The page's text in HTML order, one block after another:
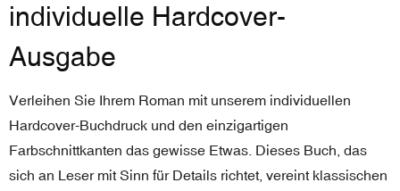
individuelle Hardcover-
Ausgabe
Verleihen Sie Ihrem Roman mit unserem individuellen
Hardcover-Buchdruck und den einzigartigen
Farbschnittkanten das gewisse Etwas. Dieses Buch, das
sich an Leser mit Sinn für Details richtet, vereint klassischen